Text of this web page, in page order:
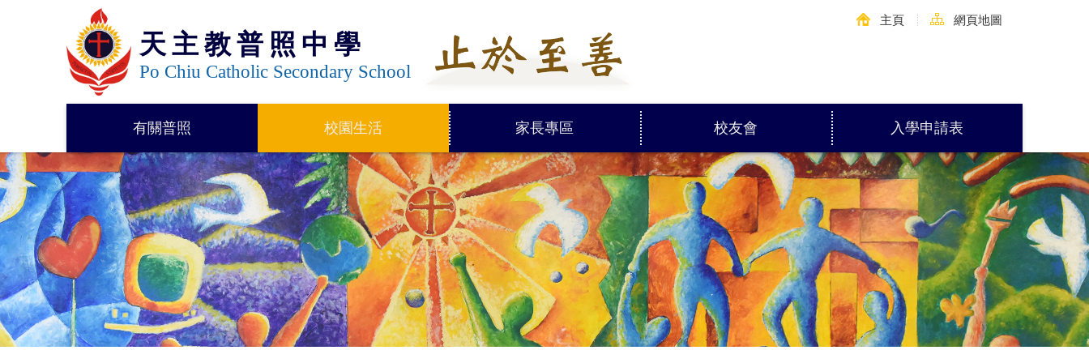
天主教普照中學
Po Chiu Catholic Secondary School
主頁 網頁地圖
有關普照 校園生活 家長專區 校友會 入學申請表